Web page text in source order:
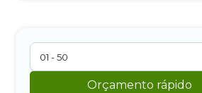
Orçamento rápido